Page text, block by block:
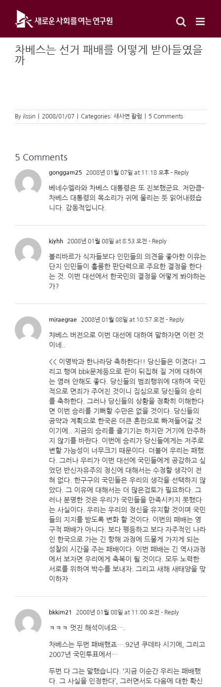
content
차베스는 선거 패배를 어떻게 받아들였을
까
By ilssin 2008/01/07 Categories: 새사연 칼럼 5 Comments
5 Comments
gonggam25 2008년 01월 07일 at 11:18 오후 - Reply
베네수엘라와 차베스 대통령은 또 진보했군요. 저만큼-
차베스 대통령의 목소리가 귀에 울리는 듯 읽어내렸습
니다. 감동적입니다.
kiyhh 2008년 01월 08일 at 8:53 오전 - Reply
볼리바르가 식자들보다 인민들의 의견을 좋아한 이유는
단지 인민들이 훌륭한 판단력으로 주요한 결정을 한다
는 것. 이번 대선에서 한국민의 결정을 어떻게 봐야하는
가?
miraegrae 2008년 01월 08일 at 10:57 오전 - Reply
챠베스 버전으로 이번 대선에 대하여 말하자면 이런 것
이네..
<< 이명박과 한나라당 축하한다!! 당신들은 이겼다! 그
리고 행여 bbk문제등으로 판이 뒤집혀 질 거에 대하여
는 염려 안해도 좋다. 당신들의 범죄행위에 대하여 국민
적으로 면죄가 주어진 것이니 짐심으로 당신들의 승리
를 축하한다. 그러나 당신들의 상황을 정확히 이해한다
면 이번 승리를 기뻐할 수만은 없을 것이다. 당신들의
공약과 계획으로 한국은 더큰 혼란으로 빠져들어갈 것
이기에.. 지금의 승리를 즐기기는 하지만 거기에 안주하
지 않기를 바란다. 이번에 승리가 당신들에게는 저주로
변할 가능성이 너무크기 때문이다. 더불어 우리는 패했
다. 그러나 우리가 이번 대선에 국민들에게 공감하고 싶
었던 반신자유주의 정신에 대해서는 수정할 생각이 전
혀 없다. 한구구의 국민들은 우리의 생각을 선택하지 않
았다. 그 이유에 대해서는 더 많은검토가 필요하다. 그
러나 분명한 것은 우리가 국민들을 만족시키지 못했다
는 사실이다. 우리는 우리의 정신을 유지할 것이며 국민
들의 지지를 받도록 변화 할 것이다. 이번의 패배는 영
구적 패배가 아니다. 보다 평등하고 보다 자주적인 나라
인 한국으로 가는 긴 항해 과정에 드물게 가지게 되는
성찰의 시간을 주는 패배이다. 이번 패배는 긴 역사과정
에서 보자면 우리에게 축복이 될 것이다. 모두 노력한
서로를 위하여 박수를 보내자. 그리고 새해 새태양을 맞
이하자
bkkim21 2008년 01월 08일 at 11:00 오전 - Reply
ㅋㅋㅋ 멋진 해석이네요….
차베스는 두번 패배했죠….92년 쿠데타 시기에, 그리고
2007년 국민투표에서…
두번 다 그는 말했습니다. ‘지금 이순간 우리는 패배했
다. 그 사실을 인정한다’, 그러면서도 다음에 대한 확신